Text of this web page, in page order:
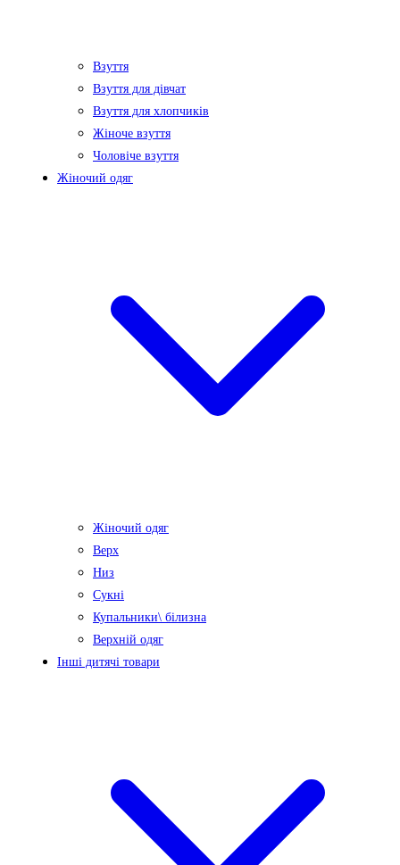
Взуття
Взуття для дівчат
Взуття для хлопчиків
Жіноче взуття
Чоловіче взуття
Жіночий одяг
Жіночий одяг
Верх
Низ
Сукні
Купальники\ білизна
Верхній одяг
Інші дитячі товари